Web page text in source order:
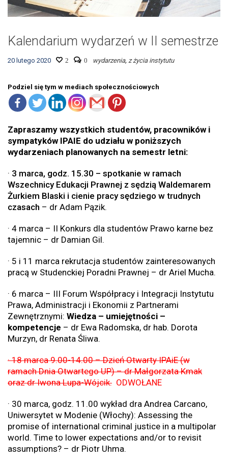
Kalendarium wydarzeń w II semestrze
20 lutego 2020 2 0 wydarzenia, z życia instytutu
Podziel się tym w mediach społecznościowych
Zapraszamy wszystkich studentów, pracowników i
sympatyków IPAIE do udziału w poniższych
wydarzeniach planowanych na semestr letni:
· 3 marca, godz. 15.30 – spotkanie w ramach
Wszechnicy Edukacji Prawnej z sędzią Waldemarem
Żurkiem Blaski i cienie pracy sędziego w trudnych
czasach – dr Adam Pązik.
· 4 marca – II Konkurs dla studentów Prawo karne bez
tajemnic – dr Damian Gil.
· 5 i 11 marca rekrutacja studentów zainteresowanych
pracą w Studenckiej Poradni Prawnej – dr Ariel Mucha.
· 6 marca – III Forum Współpracy i Integracji Instytutu
Prawa, Administracji i Ekonomii z Partnerami
Zewnętrznymi: Wiedza – umiejętności –
kompetencje – dr Ewa Radomska, dr hab. Dorota
Murzyn, dr Renata Śliwa.
· 18 marca 9.00-14.00 – Dzień Otwarty IPAiE (w
ramach Dnia Otwartego UP) – dr Małgorzata Kmak
oraz dr Iwona Lupa-Wójcik. ODWOŁANE
· 30 marca, godz. 11.00 wykład dra Andrea Carcano,
Uniwersytet w Modenie (Włochy): Assessing the
promise of international criminal justice in a multipolar
world. Time to lower expectations and/or to revisit
assumptions? – dr Piotr Uhma.